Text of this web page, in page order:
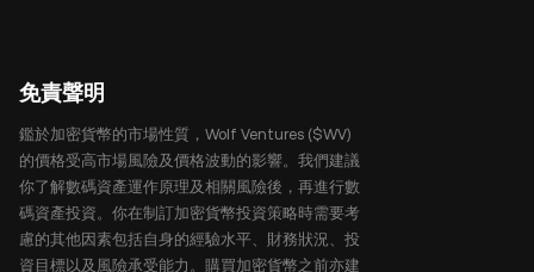
免責聲明
鑑於加密貨幣的市場性質，Wolf Ventures ($WV)
的價格受高市場風險及價格波動的影響。我們建議
你了解數碼資產運作原理及相關風險後，再進行數
碼資產投資。你在制訂加密貨幣投資策略時需要考
慮的其他因素包括自身的經驗水平、財務狀況、投
資目標以及風險承受能力。購買加密貨幣之前亦建